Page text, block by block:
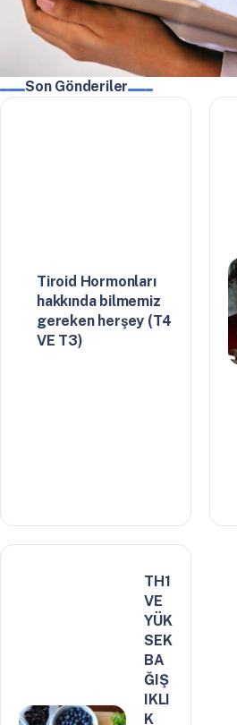
Son Gönderiler
Tiroid Hormonları
hakkında bilmemiz
gereken herşey (T4
VE T3)
TH1
VE
YÜK
SEK
BA
ĞIŞ
IKLI
K